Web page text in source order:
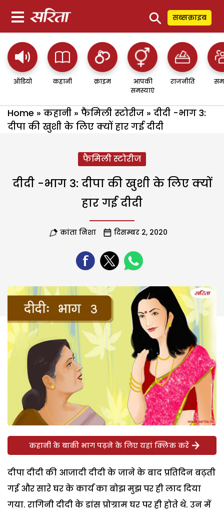
⚲ सब्सक्राइब
ऑडियो कहानी क्राइम
आपकी
समस्याएं
राजनीति
Home » कहानी » फैमिली स्टोरीज » दीदी -भाग 3:
दीपा की खुशी के लिए क्यों हार गई दीदी
फैमिली स्टोरीज
दीदी -भाग 3: दीपा की खुशी के लिए क्यों
हार गई दीदी
कांता निशा दिसम्बर 2, 2020
कहानी के बाकी भाग पढ़ने के लिए यहां क्लिक करें
दीपा दीदी की आजादी दीदी के जाने के बाद प्रतिदिन बढ़ती
गई और सारे घर के कार्य का बोझ मुझ पर ही लाद दिया
गया. रागिनी दीदी के डांस प्रोग्राम घर पर ही होते थे. उन में